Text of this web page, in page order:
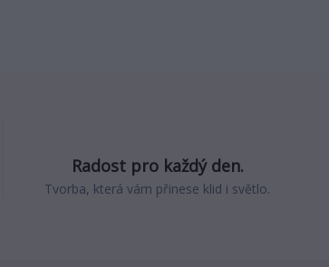
Radost pro každý den.
Tvorba, která vám přinese klid i světlo.